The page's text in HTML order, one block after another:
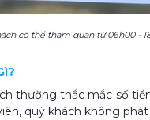
có thể tham quan từ 06h00 -
thường thắc mắc số
quý khách không